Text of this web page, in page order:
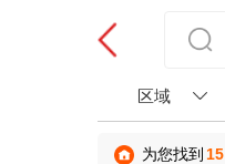
区域
为您找到 15